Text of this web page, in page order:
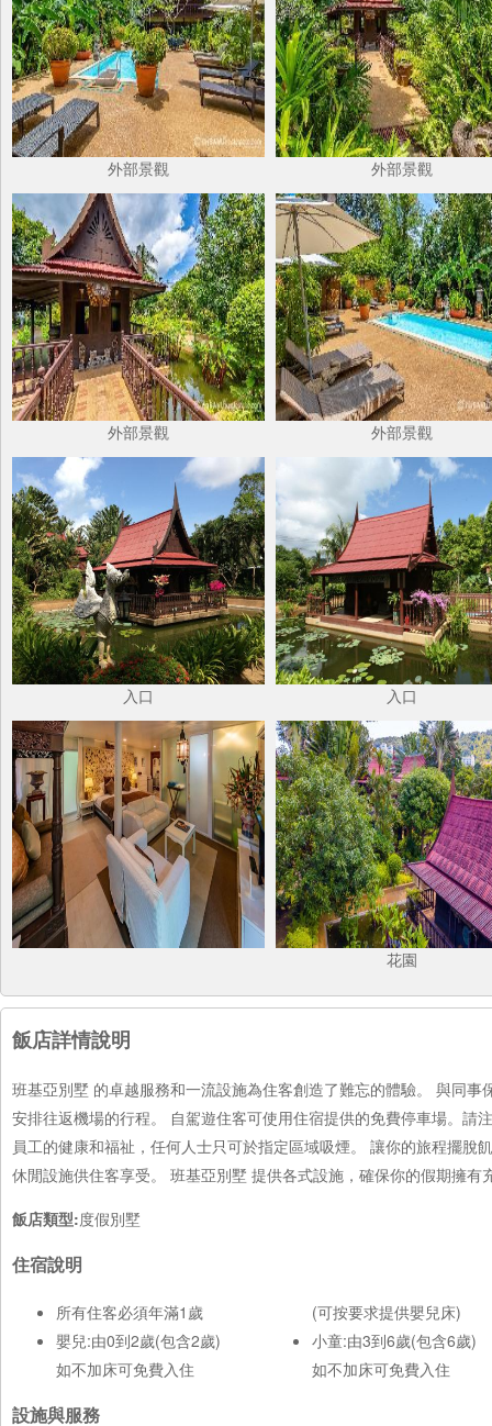
外部景觀 外部景觀
外部景觀 外部景觀
入口 入口
花園
飯店詳情說明
班基亞別墅 的卓越服務和一流設施為住客創造了難忘的體驗。 與同
安排往返機場的行程。 自駕遊住客可使用住宿提供的免費停車場。
員工的健康和福祉，任何人士只可於指定區域吸煙。 讓你的旅程擺
休閒設施供住客享受。 班基亞別墅 提供各式設施，確保你的假期擁
飯店類型:度假別墅
住宿說明
所有住客必須年滿1歲
嬰兒:由0到2歲(包含2歲)
如不加床可免費入住
(可按要求提供嬰兒床)
小童:由3到6歲(包含6歲)
如不加床可免費入住
設施與服務